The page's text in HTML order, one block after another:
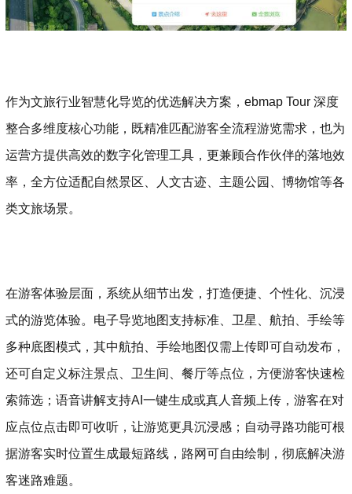
作为文旅行业智慧化导览的优选解决方案，ebmap Tour 深度
整合多维度核心功能，既精准匹配游客全流程游览需求，也为
运营方提供高效的数字化管理工具，更兼顾合作伙伴的落地效
率，全方位适配自然景区、人文古迹、主题公园、博物馆等各
类文旅场景。
在游客体验层面，系统从细节出发，打造便捷、个性化、沉浸
式的游览体验。电子导览地图支持标准、卫星、航拍、手绘等
多种底图模式，其中航拍、手绘地图仅需上传即可自动发布，
还可自定义标注景点、卫生间、餐厅等点位，方便游客快速检
索筛选；语音讲解支持AI一键生成或真人音频上传，游客在对
应点位点击即可收听，让游览更具沉浸感；自动寻路功能可根
据游客实时位置生成最短路线，路网可自由绘制，彻底解决游
客迷路难题。